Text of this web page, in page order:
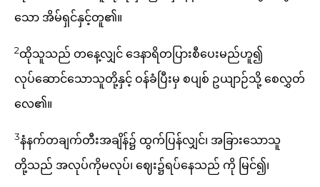
သော အိမ်ရှင်နှင့်တူ၏။
2ထိုသူသည် တနေ့လျှင် ဒေနာရိတပြားစီပေးမည်ဟူ၍
လုပ်ဆောင်သောသူတို့နှင့် ဝန်ခံပြီးမှ စပျစ် ဥယျာဉ်သို့ စေလွှတ်
လေ၏။
3နံနက်တချက်တီးအချိန်၌ ထွက်ပြန်လျှင်၊ အခြားသောသူ
တို့သည် အလုပ်ကိုမလုပ်၊ ဈေး၌ရပ်နေသည် ကို မြင်၍၊